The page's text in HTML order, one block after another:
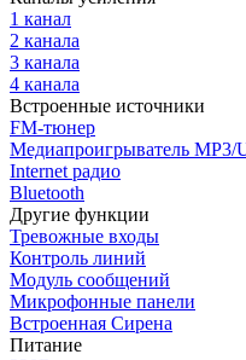
1 канал
2 канала
3 канала
4 канала
Встроенные источники
FM-тюнер
Медиапроигрыватель MP3/
Internet радио
Bluetooth
Другие функции
Тревожные входы
Контроль линий
Модуль сообщений
Микрофонные панели
Встроенная Сирена
Питание